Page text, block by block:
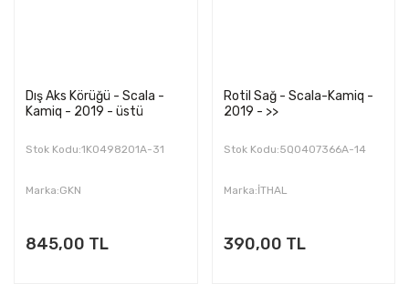
Dış Aks Körüğü - Scala -
Kamiq - 2019 - üstü
Stok Kodu:1K0498201A-31
Marka:GKN
845,00 TL
Rotil Sağ - Scala-Kamiq -
2019 - >>
Stok Kodu:5Q0407366A-14
Marka:İTHAL
390,00 TL